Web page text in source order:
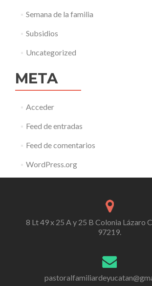
Semana de la familia
Subsidios
Uncategorized
META
Acceder
Feed de entradas
Feed de comentarios
WordPress.org
8 Lt 49 x 25 A y 25 B Colonia Lázaro
97219.